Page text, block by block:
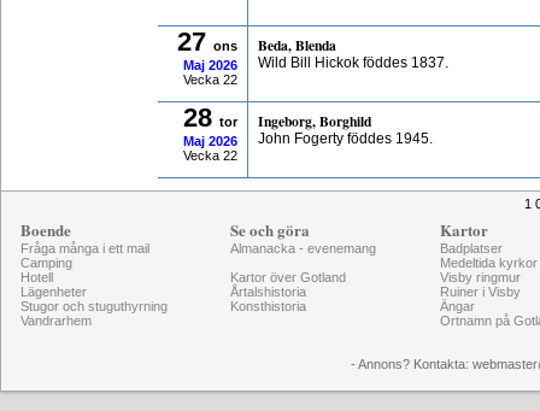
27 ons
Maj 2026
Vecka 22
Beda, Blenda
Wild Bill Hickok föddes 1837.
28 tor
Maj 2026
Vecka 22
Ingeborg, Borghild
John Fogerty föddes 1945.
1
Boende
Fråga många i ett mail
Camping
Hotell
Lägenheter
Stugor och stuguthyrning
Vandrarhem
Se och göra
Almanacka - evenemang
Kartor över Gotland
Årtalshistoria
Konsthistoria
Kartor
Badplatser
Medeltida kyrkor
Visby ringmur
Ruiner i Visby
Ängar
Ortnamn på
- Annons? Kontakta: